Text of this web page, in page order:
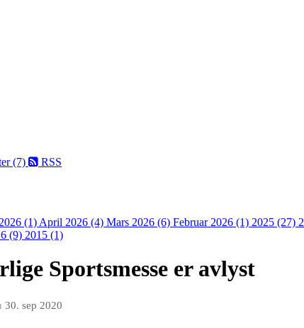
(7) RSS
(1) April 2026 (4) Mars 2026 (6) Februar 2026 (1) 2025 (27)
(9) 2015 (1)
Sportsmesse er avlyst
30. sep 2020